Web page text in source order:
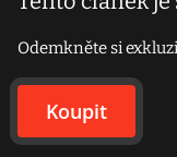
Odemkněte si
Koupit